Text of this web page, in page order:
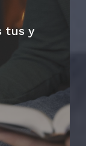
tus y